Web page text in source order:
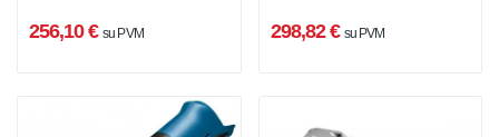
256,10 € su PVM 298,82 € su PVM